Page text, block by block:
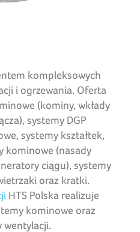
kompleksowych
i ogrzewania. Oferta
(kominy, wkłady
systemy DGP
systemy kształtek,
kominowe (nasady
ciągu), systemy
oraz kratki.
HTS Polska realizuje
kominowe oraz
wentylacji.